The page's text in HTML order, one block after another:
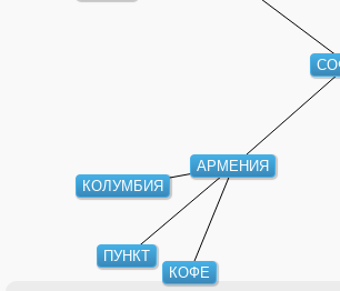
АРМЕНИЯ
КОФЕ
КОЛУМБИЯ
ПУНКТ